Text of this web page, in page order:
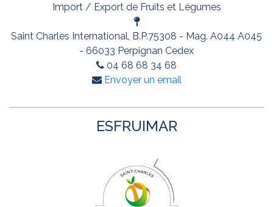
Import / Export de Fruits et Légumes
Saint Charles International, B.P.75308 - Mag. A044 A045
- 66033 Perpignan Cedex
04 68 68 34 68
Envoyer un email
ESFRUIMAR